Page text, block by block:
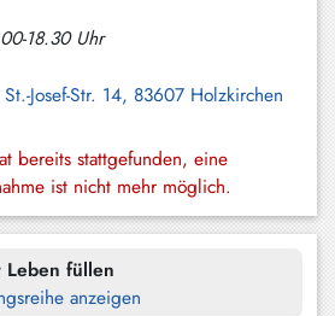
18.30 Uhr
St.-Josef-Str. 14, 83607 Holzkirchen
bereits stattgefunden, eine
ist nicht mehr möglich.
Leben füllen
anzeigen